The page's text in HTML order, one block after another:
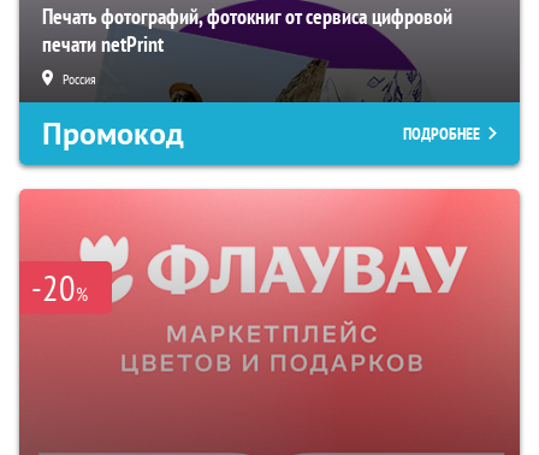
Печать фотографий, фотокниг от сервиса цифровой
печати netPrint
Россия
Промокод ПОДРОБНЕЕ
-20%